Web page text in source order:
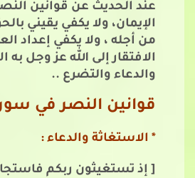
عند الحديث عن قوانين
الإيمان، ولا يكفي يقيني
من أجله ، ولا يكفي إعداد
الافتقار إلى الله عز وجل به
والدعاء والتضرع ..
قوانين النصر في سورة
* الاستغاثة والدعاء :
[ إذ تستغيثون ربكم